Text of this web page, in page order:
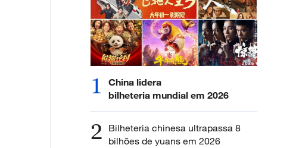
1
China lidera
bilheteria mundial em 2026
2 Bilheteria chinesa ultrapassa 8
bilhões de yuans em 2026